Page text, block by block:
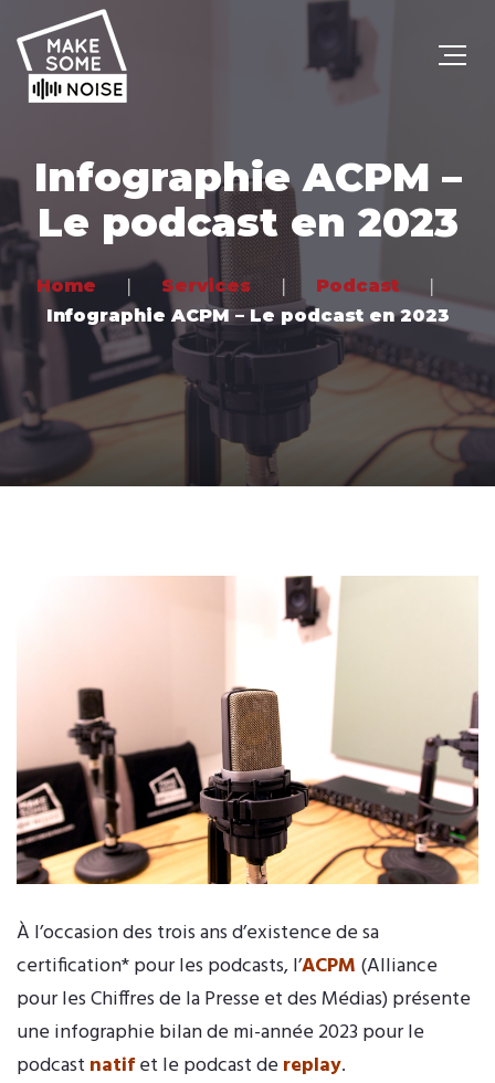
Infographie ACPM –
Le podcast en 2023
Home Services
Podcast
Infographie ACPM – Le podcast en 2023
À l’occasion des trois ans d’existence de sa
certification* pour les podcasts, l’ACPM (Alliance
pour les Chiffres de la Presse et des Médias) présente
une infographie bilan de mi-année 2023 pour le
podcast natifet le podcast de replay.